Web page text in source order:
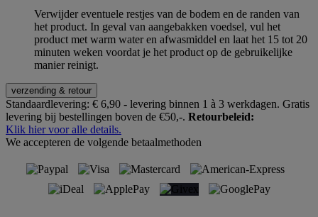
Verwijder eventuele restjes van de bodem en de randen van
het product. In geval van aangebakken voedsel, vul het
product met warm water en afwasmiddel en laat het 15 tot 20
minuten weken voordat je het product op de gebruikelijke
manier reinigt.
verzending & retour
Standaardlevering: € 6,90 - levering binnen 1 à 3 werkdagen. Gratis
levering bij bestellingen boven de €50,-. Retourbeleid:
Klik hier voor alle details.
We accepteren de volgende betaalmethoden